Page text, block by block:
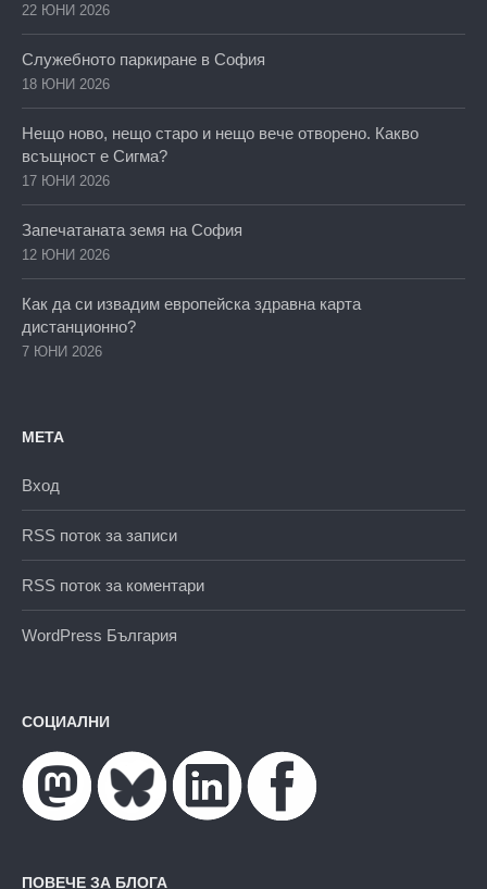
22 ЮНИ 2026
Служебното паркиране в София
18 ЮНИ 2026
Нещо ново, нещо старо и нещо вече отворено. Какво
всъщност е Сигма?
17 ЮНИ 2026
Запечатаната земя на София
12 ЮНИ 2026
Как да си извадим европейска здравна карта
дистанционно?
7 ЮНИ 2026
МЕТА
Вход
RSS поток за записи
RSS поток за коментари
WordPress България
СОЦИАЛНИ
ПОВЕЧЕ ЗА БЛОГА